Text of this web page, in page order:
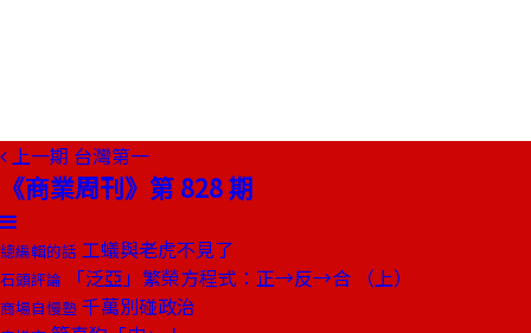
上一期 台灣第一
《商業周刊》第 828 期
總編輯的話 工蟻與老虎不見了
石頭評論 「泛亞」繁榮方程式：正→反→合 （上）
商場自慢塾 千萬別碰政治